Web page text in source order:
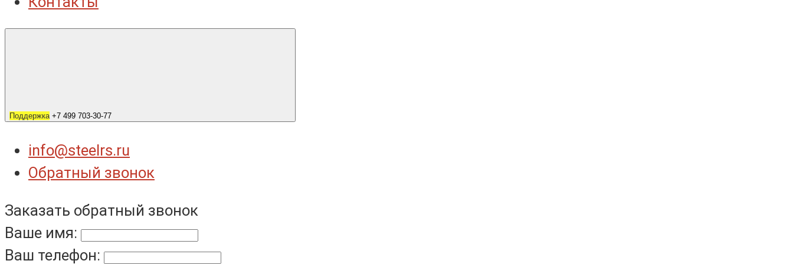
Поддержка +7 499 703-30-77
info@steelrs.ru
Обратный звонок
Заказать обратный звонок
Ваше имя:
Ваш телефон: